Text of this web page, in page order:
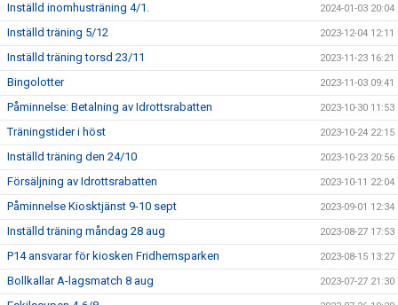
Inställd inomhusträning 4/1. 2024-01-03 20:04
Inställd träning 5/12 2023-12-04 12:11
Inställd träning torsd 23/11 2023-11-23 16:21
Bingolotter 2023-11-03 09:41
Påminnelse: Betalning av Idrottsrabatten 2023-10-30 11:53
Träningstider i höst 2023-10-24 22:15
Inställd träning den 24/10 2023-10-23 20:56
Försäljning av Idrottsrabatten 2023-10-11 22:04
Påminnelse Kiosktjänst 9-10 sept 2023-09-01 12:34
Inställd träning måndag 28 aug 2023-08-27 17:53
P14 ansvarar för kiosken Fridhemsparken 2023-08-15 13:27
Bollkallar A-lagsmatch 8 aug 2023-07-27 21:30